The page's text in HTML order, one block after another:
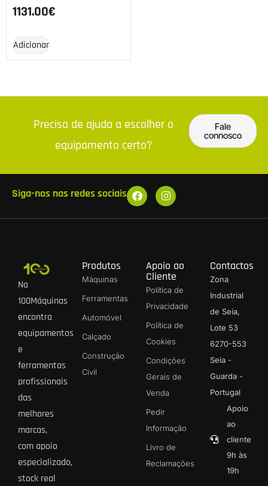
1131.00€
Adicionar
Precisa de ajuda a escolher o
equipamento certo?
Fale
connosco
Siga-nos nas redes sociais
Na
100Máquinas
encontra
equipamentos
e
ferramentas
profissionais
das
melhores
marcas,
com apoio
especializado,
stock real
Produtos
Máquinas
Ferramentas
Automóvel
Calçado
Construção
Civil
Apoio ao
Cliente
Política de
Privacidade
Política de
Cookies
Condições
Gerais de
Venda
Pedir
Informação
Livro de
Reclamações
Contactos
Zona
Industrial
de Seia,
Lote 53
6270-553
Seia -
Guarda -
Portugal
Apoio
ao
cliente
9h às
19h